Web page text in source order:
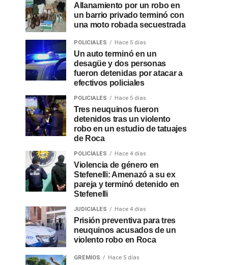
Allanamiento por un robo en
un barrio privado terminó con
una moto robada secuestrada
POLICIALES Hace 5 días
Un auto terminó en un
desagüe y dos personas
fueron detenidas por atacar a
efectivos policiales
POLICIALES Hace 5 días
Tres neuquinos fueron
detenidos tras un violento
robo en un estudio de tatuajes
de Roca
POLICIALES Hace 4 días
Violencia de género en
Stefenelli: Amenazó a su ex
pareja y terminó detenido en
Stefenelli
JUDICIALES Hace 4 días
Prisión preventiva para tres
neuquinos acusados de un
violento robo en Roca
GREMIOS Hace 5 días